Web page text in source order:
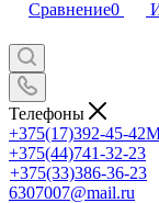
Сравнение0
Телефоны
+375(17)392-45-42
+375(44)741-32-23
+375(33)386-36-23
6307007@mail.ru